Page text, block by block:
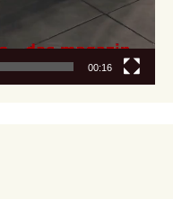
00:16